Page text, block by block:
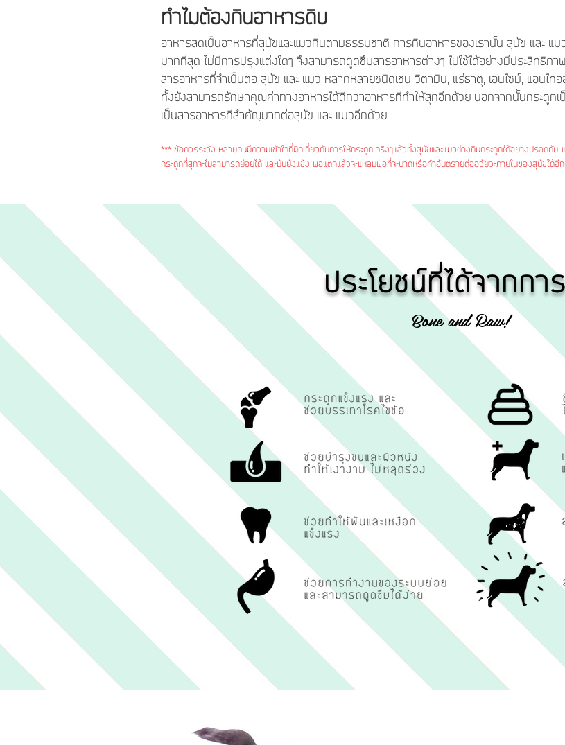
ทำไมต้องกินอาหารดิบ
อาหารสดเป็นอาหารที่สุนัขและแมวกินตามธรรมชาติ การกินอาหารของเรานั้น สุนัข และ แ
มากที่สุด ไม่มีการปรุงแต่งใดๆ จึงสามารถดูดซึมสารอาหารต่างๆ ไปใช้ได้อย่างมีประสิทธิ
สารอาหารที่จำเป็นต่อ สุนัข และ แมว หลากหลายชนิดเช่น วิตามิน, แร่ธาตุ, เอนไซม์, แอนไทอ
ทั้งยังสามารถรักษาคุณค่าทางอาหารได้ดีกว่าอาหารที่ทำให้สุกอีกด้วย นอกจากนั้นกระดูก
เป็นสารอาหารที่สำคัญมากต่อสุนัข และ แมวอีกด้วย
*** ข้อควรระวัง หลายคนมีความเข้าใจที่ผิดเกี่ยวกับการให้กระดูก จริงๆแล้วทั้งสุนัขและแมวต่างกินกระดูกได้อย่างปรอดภัย
กระดูกที่สุกจะไม่สามารถย่อยได้ และมันยังแข็ง พอแตกแล้วจะแหลมพอที่จะบาดหรือทำอันตรายต่ออวัยวะภายในของสุนัขได้อี
ประโยชน์ที่ได้จากกา
Bone and Raw!